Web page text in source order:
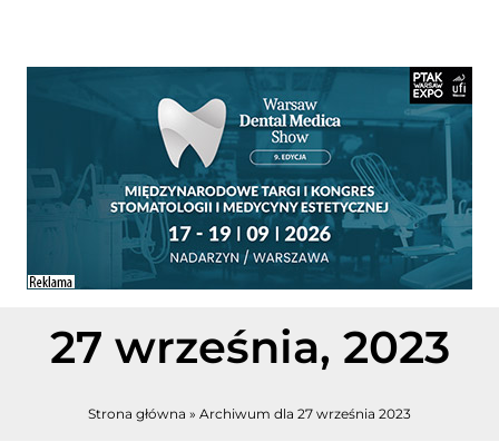
27 września, 2023
Strona główna » Archiwum dla 27 września 2023